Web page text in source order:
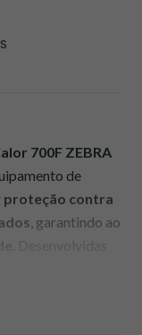
700F ZEBRA
de
proteção contra
, garantindo ao
. Desenvolvidas
quentes,